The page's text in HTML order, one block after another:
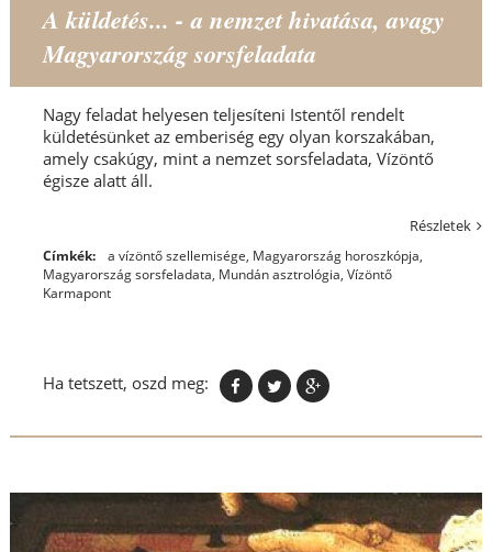
A küldetés... - a nemzet hivatása, avagy
Magyarország sorsfeladata
Nagy feladat helyesen teljesíteni Istentől rendelt
küldetésünket az emberiség egy olyan korszakában,
amely csakúgy, mint a nemzet sorsfeladata, Vízöntő
égisze alatt áll.
Részletek
Címkék: a vízöntő szellemisége, Magyarország horoszkópja,
Magyarország sorsfeladata, Mundán asztrológia, Vízöntő
Karmapont
Ha tetszett, oszd meg: